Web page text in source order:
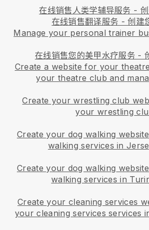
在线销售人类学辅导服务 -
在线销售翻译服务 - 创建
Manage your personal trainer
在线销售您的美甲水疗服务 -
Create a website for your
your theatre club and
Create your wrestling club
your wrestling
Create your dog walking website
walking services in
Create your dog walking website
walking services in
Create your cleaning services
your cleaning services services